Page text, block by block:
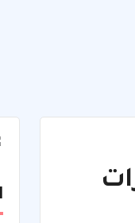
6 دولارات